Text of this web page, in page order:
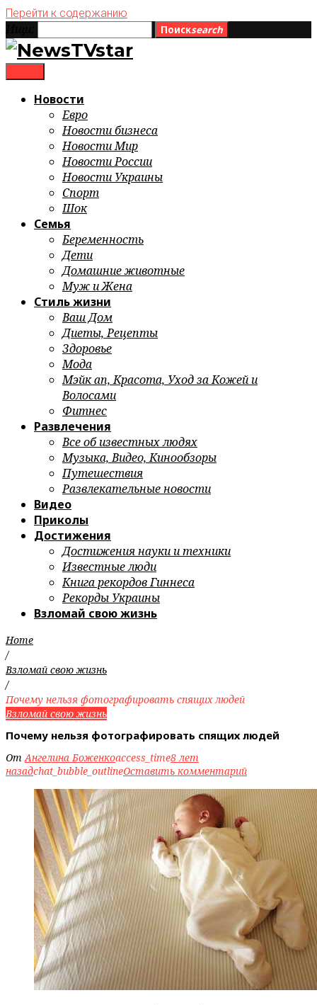
Перейти к содержанию
Поискsearch
Новости
Евро
Новости бизнеса
Новости Мир
Новости России
Новости Украины
Спорт
Шок
Семья
Беременность
Дети
Домашние животные
Муж и Жена
Стиль жизни
Ваш Дом
Диеты, Рецепты
Здоровье
Мода
Мэйк ап, Красота, Уход за Кожей и
Волосами
Фитнес
Развлечения
Все об известных людях
Музыка, Видео, Кинообзоры
Путешествия
Развлекательные новости
Видео
Приколы
Достижения
Достижения науки и техники
Известные люди
Книга рекордов Гиннеса
Рекорды Украины
Взломай свою жизнь
Home
/
Взломай свою жизнь
/
Почему нельзя фотографировать спящих людей
Взломай свою жизнь
Почему нельзя фотографировать спящих людей
ОтАнгелина Боженкоaccess_time8 лет
назадchat_bubble_outlineОставить комментарий